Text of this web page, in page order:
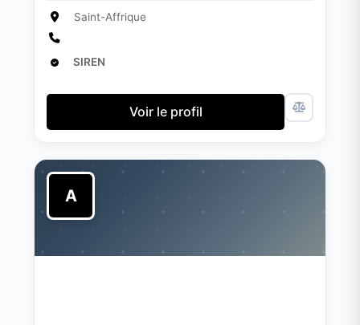
Saint-Affrique
SIREN
Voir le profil
A